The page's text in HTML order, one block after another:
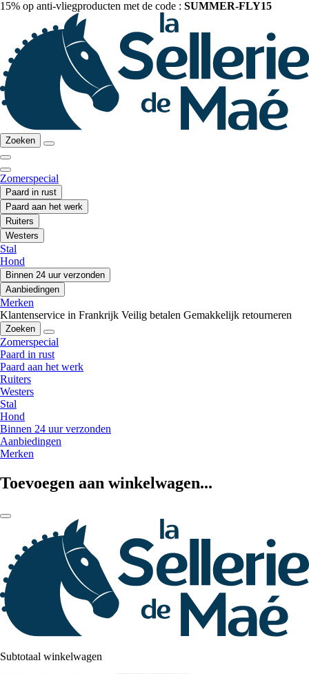
15% op anti-vliegproducten met de code : SUMMER-FLY15
Zoeken
Zomerspecial
Paard in rust
Paard aan het werk
Ruiters
Westers
Stal
Hond
Binnen 24 uur verzonden
Aanbiedingen
Merken
Klantenservice in Frankrijk Veilig betalen Gemakkelijk retourneren
Zoeken
Zomerspecial
Paard in rust
Paard aan het werk
Ruiters
Westers
Stal
Hond
Binnen 24 uur verzonden
Aanbiedingen
Merken
Toevoegen aan winkelwagen...
Subtotaal winkelwagen